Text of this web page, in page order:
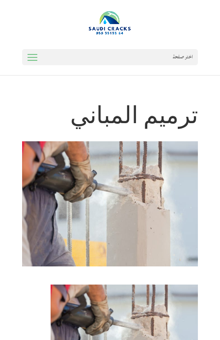
اختر صفحة
ترميم المباني